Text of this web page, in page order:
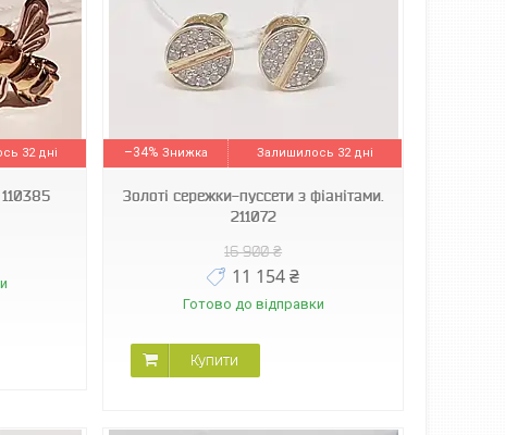
32 дні
–34%
Залишилось 32 дні
Золоті сережки-пуссети з фіанітами.
211072
16 900 ₴
11 154 ₴
Готово до відправки
Купити